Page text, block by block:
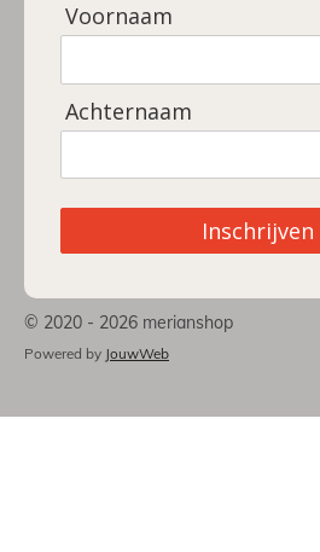
Voornaam
Achternaam
Inschrijven
© 2020 - 2026 merianshop
Powered by JouwWeb